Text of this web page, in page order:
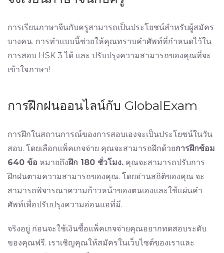
การเรียนภาษาจีนกับครูสามารถเป็นประโยชน์สำหรับผู้สมัคร
บางคน. การทำแบบนี้ช่วยให้คุณทราบคำศัพท์ที่กำหนดไว้ใน
การสอบ HSK 3 ได้ และ ปรับปรุงความสามารถของคุณที่จะ
เข้าใจภาษา!
การฝึกฝนออนไลน์กับ GlobalExam
การฝึกในสถานการณ์ของการสอบเองจะเป็นประโยชน์ในวัน
สอบ. โดยเลือกแพ็คเกจจ่าย คุณจะสามารถฝึกด้วยการฝึกซ้อม
640 ข้อ หมายถึงฝึก 180 ชั่วโมง. คุณจะสามารถปรับการ
ฝึกฝนตามความสามารถของคุณ. โดยอ่านสถิติของคุณ จะ
สามารถพิจารณาความก้าวหน้าของตนเองและใช้แผ่นคำ
ศัพท์เพื่อปรับปรุงความอ่อนแอที่มี.
จริงอยู่ ก่อนจะใช้เงินซื้อแพ็คเกจจ่ายคุณอยากทดสอบระดับ
ของคุณฟรี. เราเชิญคุณให้สมัครในเว็บไซต์ของเราและ